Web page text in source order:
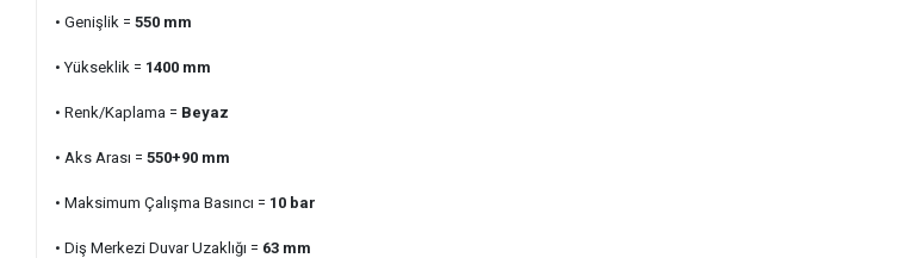
• Genişlik =550 mm
• Yükseklik = 1400 mm
• Renk/Kaplama = Beyaz
• Aks Arası =550+90 mm
• Maksimum Çalışma Basıncı = 10 bar
• Diş Merkezi Duvar Uzaklığı = 63 mm